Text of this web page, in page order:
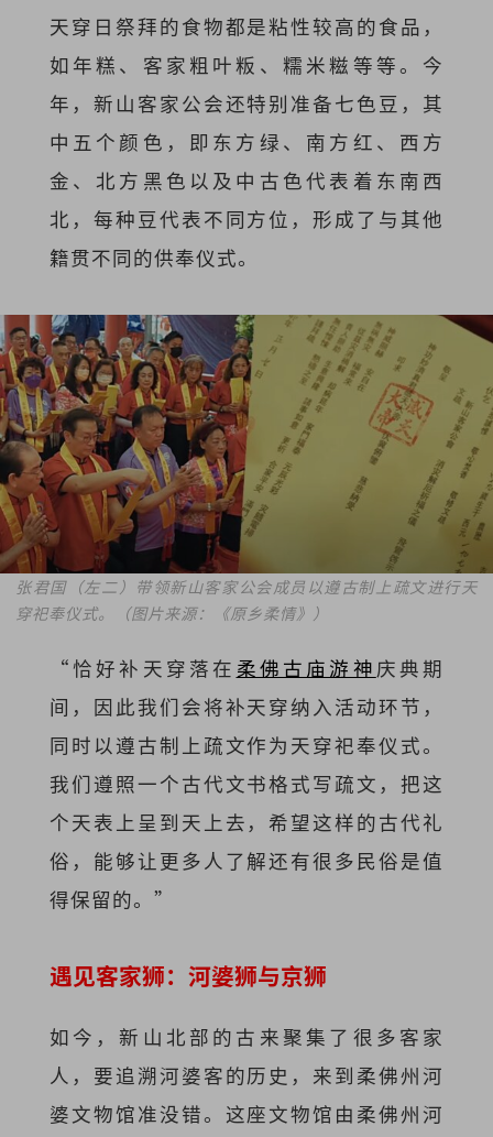
天穿日祭拜的食物都是粘性较高的食品，
如年糕、客家粗叶粄、糯米糍等等。今
年，新山客家公会还特别准备七色豆，其
中五个颜色，即东方绿、南方红、西方
金、北方黑色以及中古色代表着东南西
北，每种豆代表不同方位，形成了与其他
籍贯不同的供奉仪式。
张君国（左二）带领新山客家公会成员以遵古制上疏文进行天
穿祀奉仪式。（图片来源：《原乡柔情》）
“恰好补天穿落在 柔佛古庙游神 庆典期
间，因此我们会将补天穿纳入活动环节，
同时以遵古制上疏文作为天穿祀奉仪式。
我们遵照一个古代文书格式写疏文，把这
个天表上呈到天上去，希望这样的古代礼
俗，能够让更多人了解还有很多民俗是值
得保留的。”
遇见客家狮：河婆狮与京狮
如今，新山北部的古来聚集了很多客家
人，要追溯河婆客的历史，来到柔佛州河
婆文物馆准没错。这座文物馆由柔佛州河